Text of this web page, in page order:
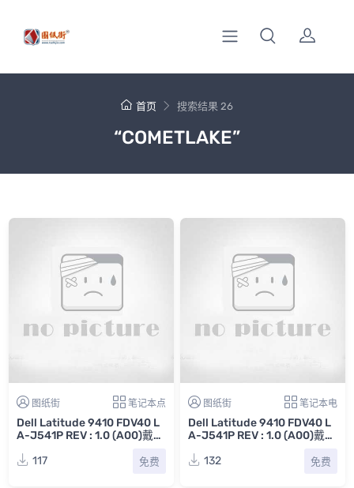
首页 搜索结果 26
“COMETLAKE”
图纸街 笔记本点
Dell Latitude 9410 FDV40 L
A-J541P REV : 1.0 (A00)戴尔
117
免费
图纸街 笔记本电
Dell Latitude 9410 FDV40 L
A-J541P REV : 1.0 (A00)戴尔
132
免费